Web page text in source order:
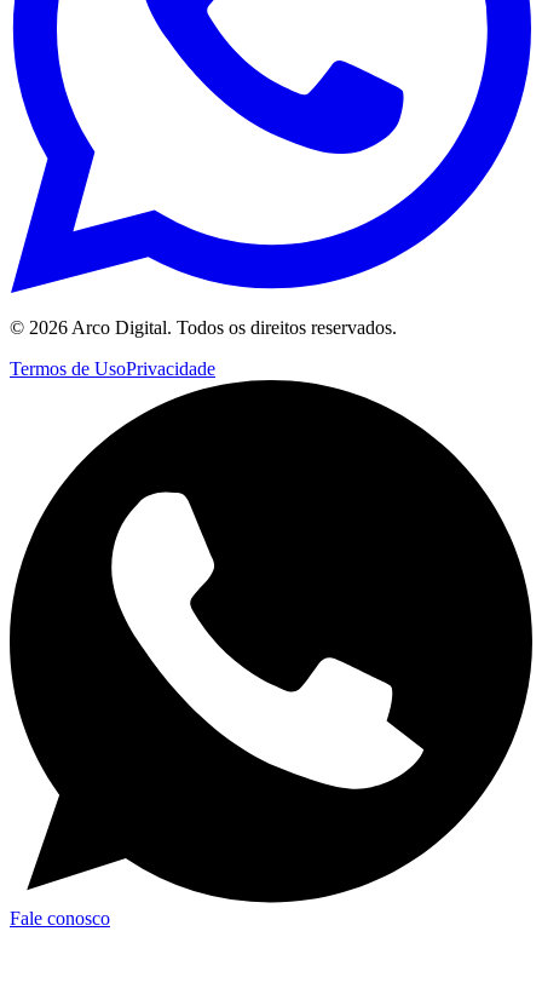
© 2026 Arco Digital. Todos os direitos reservados.
Termos de UsoPrivacidade
Fale conosco